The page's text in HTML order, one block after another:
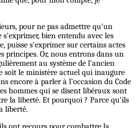
pour ne pas admettre qu'un
bien entendu avec les
puisse s'exprimer sur certains actes
principes. Or, nous entrons dans un
au système de l'ancien
soit le ministère actuel qui inaugure
encore à parler à l’occasion du Code
hommes qui se disent libéraux sont
la liberté. Et pourquoi ? Parce qu'ils
liberté.